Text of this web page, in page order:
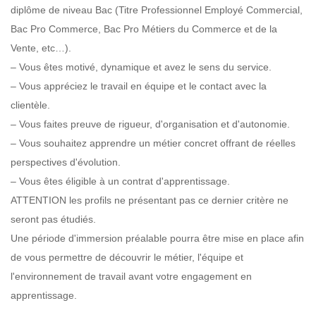
diplôme de niveau Bac (Titre Professionnel Employé Commercial,
Bac Pro Commerce, Bac Pro Métiers du Commerce et de la
Vente, etc…).
– Vous êtes motivé, dynamique et avez le sens du service.
– Vous appréciez le travail en équipe et le contact avec la
clientèle.
– Vous faites preuve de rigueur, d'organisation et d'autonomie.
– Vous souhaitez apprendre un métier concret offrant de réelles
perspectives d'évolution.
– Vous êtes éligible à un contrat d'apprentissage.
ATTENTION les profils ne présentant pas ce dernier critère ne
seront pas étudiés.
Une période d'immersion préalable pourra être mise en place afin
de vous permettre de découvrir le métier, l'équipe et
l'environnement de travail avant votre engagement en
apprentissage.